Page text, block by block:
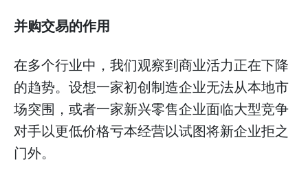
并购交易的作用
在多个行业中，我们观察到商业活力正在下降
的趋势。设想一家初创制造企业无法从本地市
场突围，或者一家新兴零售企业面临大型竞争
对手以更低价格亏本经营以试图将新企业拒之
门外。